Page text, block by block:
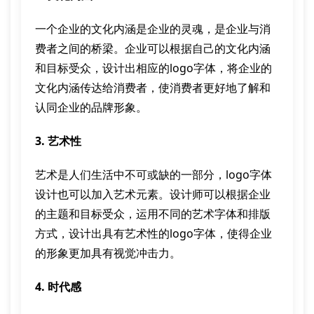
一个企业的文化内涵是企业的灵魂，是企业与消
费者之间的桥梁。企业可以根据自己的文化内涵
和目标受众，设计出相应的logo字体，将企业的
文化内涵传达给消费者，使消费者更好地了解和
认同企业的品牌形象。
3. 艺术性
艺术是人们生活中不可或缺的一部分，logo字体
设计也可以加入艺术元素。设计师可以根据企业
的主题和目标受众，运用不同的艺术字体和排版
方式，设计出具有艺术性的logo字体，使得企业
的形象更加具有视觉冲击力。
4. 时代感